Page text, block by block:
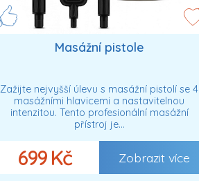
Masážní pistole
Zažijte nejvyšší úlevu s masážní pistolí se 4
masážními hlavicemi a nastavitelnou
intenzitou. Tento profesionální masážní
přístroj je…
699 Kč Zobrazit více